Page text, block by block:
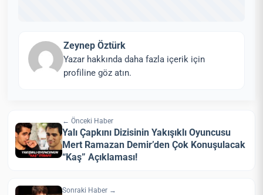
Zeynep Öztürk
Yazar hakkında daha fazla içerik için
profiline göz atın.
← Önceki Haber
Yalı Çapkını Dizisinin Yakışıklı Oyuncusu
Mert Ramazan Demir’den Çok Konuşulacak
“Kaş” Açıklaması!
Sonraki Haber →